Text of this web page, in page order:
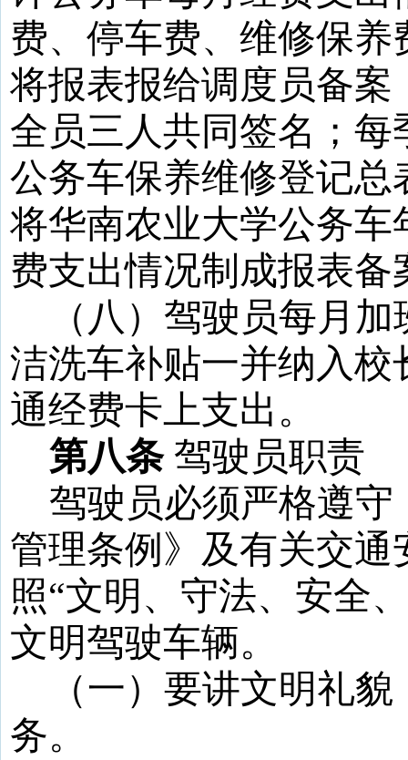
费、停车费、维修保
将报表报给调度员备
全员三人共同签名；
公务车保养维修登记
将华南农业大学公务
费支出情况制成报表备
（八）驾驶员每月
洁洗车补贴一并纳入
通经费卡上支出。
第八条 驾驶员职责
驾驶员必须严格遵
管理条例》及有关交
照“文明、守法、安全
文明驾驶车辆。
（一）要讲文明礼
务。